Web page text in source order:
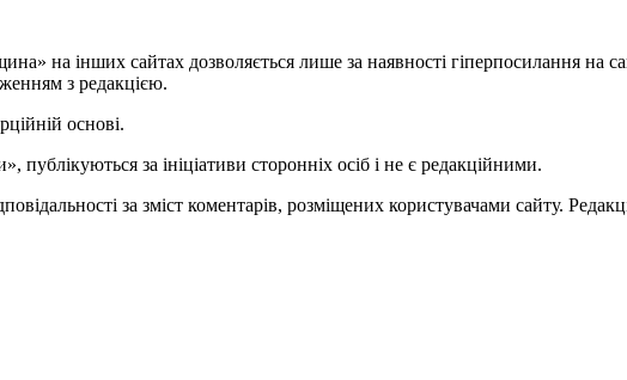
на інших сайтах дозволяється лише за наявності гіперпосилання на
з редакцією.
основі.
публікуються за ініціативи сторонніх осіб і не є редакційними.
за зміст коментарів, розміщених користувачами сайту.